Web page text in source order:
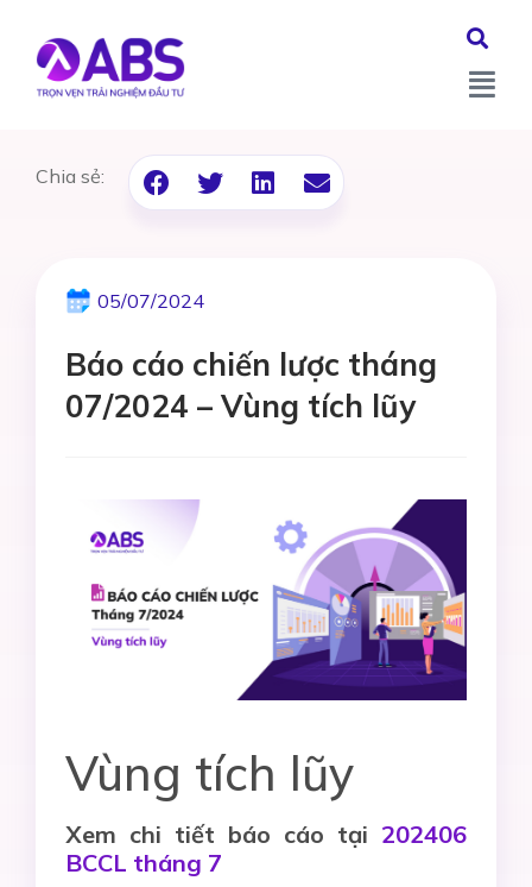
Chia sẻ:
05/07/2024
Báo cáo chiến lược tháng
07/2024 – Vùng tích lũy
Vùng tích lũy
Xem chi tiết báo cáo tại 202406
BCCL tháng 7